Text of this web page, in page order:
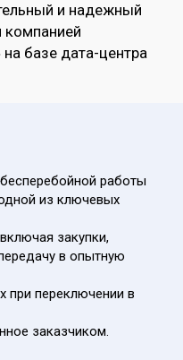
и надежный
базе дата-центра
работы
из ключевых
закупки,
в опытную
при переключении в
заказчиком.